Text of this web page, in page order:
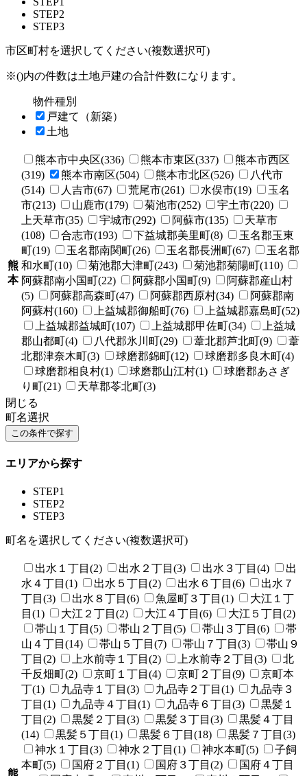
STEP2
STEP3
市区町村を選択してください(複数選択可)
※()内の件数は土地戸建の合計件数になります。
物件種別
戸建て（新築）
土地
熊
本
熊本市中央区(336) 熊本市東区(337)
熊本市西区
(319)
熊本市南区(504) 熊本市北区(526)
八代市
(514)
人吉市(67) 荒尾市(261) 水俣市(19)
玉名
市(213)
山鹿市(179) 菊池市(252)
宇土市(220)
上天草市(35)
宇城市(292) 阿蘇市(135)
天草市
(108)
合志市(193) 下益城郡美里町(8)
玉名郡玉東
町(19)
玉名郡南関町(26) 玉名郡長洲町(67)
玉名郡
和水町(10)
菊池郡大津町(243)
菊池郡菊陽町(110)
阿蘇郡南小国町(22)
阿蘇郡小国町(9)
阿蘇郡産山村
(5)
阿蘇郡高森町(47) 阿蘇郡西原村(34)
阿蘇郡南
阿蘇村(160)
上益城郡御船町(76)
上益城郡嘉島町(52)
上益城郡益城町(107)
上益城郡甲佐町(34)
上益城
郡山都町(4)
八代郡氷川町(29) 葦北郡芦北町(9)
葦
北郡津奈木町(3)
球磨郡錦町(12)
球磨郡多良木町(4)
球磨郡相良村(1)
球磨郡山江村(1)
球磨郡あさぎ
り町(21)
天草郡苓北町(3)
閉じる
町名選択
エリアから探す
STEP1
STEP2
STEP3
町名を選択してください(複数選択可)
熊
出水１丁目(2) 出水２丁目(3) 出水３丁目(4)
出
水４丁目(1)
出水５丁目(2) 出水６丁目(6)
出水７
丁目(3)
出水８丁目(6) 魚屋町３丁目(1)
大江１丁
目(1)
大江２丁目(2) 大江４丁目(6)
大江５丁目(2)
帯山１丁目(5)
帯山２丁目(5) 帯山３丁目(6)
帯
山４丁目(14)
帯山５丁目(7) 帯山７丁目(3)
帯山９
丁目(2)
上水前寺１丁目(2) 上水前寺２丁目(3)
北
千反畑町(2)
京町１丁目(4) 京町２丁目(9)
京町本
丁(1)
九品寺１丁目(3) 九品寺２丁目(1)
九品寺３
丁目(1)
九品寺４丁目(1) 九品寺６丁目(3)
黒髪１
丁目(2)
黒髪２丁目(3) 黒髪３丁目(3)
黒髪４丁目
(14)
黒髪５丁目(1) 黒髪６丁目(18)
黒髪７丁目(3)
神水１丁目(3)
神水２丁目(1) 神水本町(5)
子飼
本町(5)
国府２丁目(1) 国府３丁目(2)
国府４丁目